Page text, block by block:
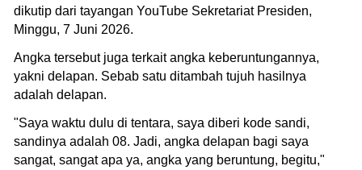
dikutip dari tayangan YouTube Sekretariat Presiden,
Minggu, 7 Juni 2026.
Angka tersebut juga terkait angka keberuntungannya,
yakni delapan. Sebab satu ditambah tujuh hasilnya
adalah delapan.
"Saya waktu dulu di tentara, saya diberi kode sandi,
sandinya adalah 08. Jadi, angka delapan bagi saya
sangat, sangat apa ya, angka yang beruntung, begitu,"